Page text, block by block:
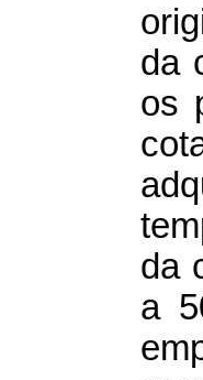
da
os
da
a